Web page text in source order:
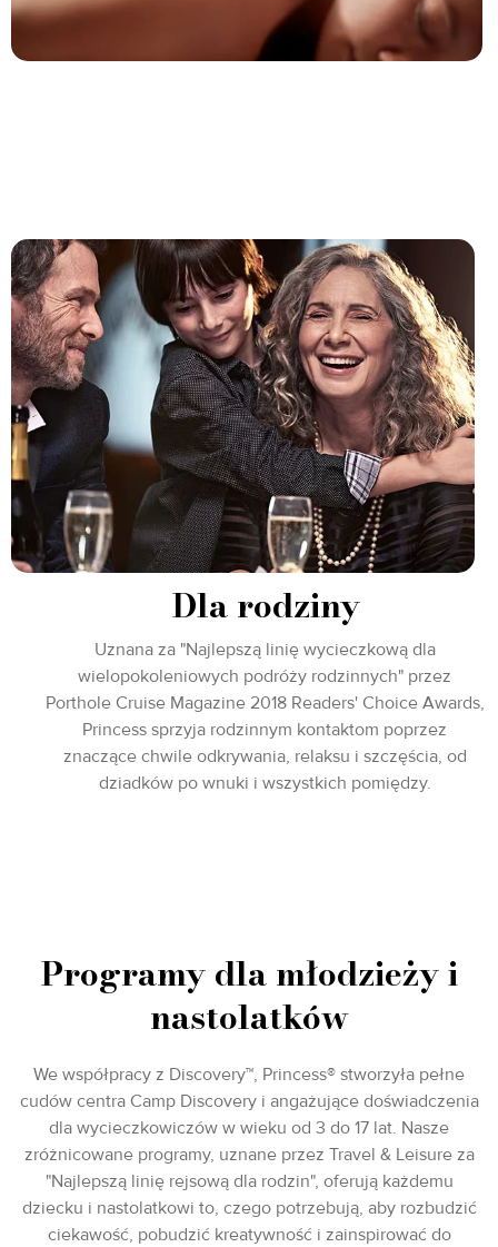
Dla rodziny
Uznana za "Najlepszą linię wycieczkową dla
wielopokoleniowych podróży rodzinnych" przez
Porthole Cruise Magazine 2018 Readers' Choice Awards,
Princess sprzyja rodzinnym kontaktom poprzez
znaczące chwile odkrywania, relaksu i szczęścia, od
dziadków po wnuki i wszystkich pomiędzy.
Programy dla młodzieży i
nastolatków
We współpracy z Discovery™, Princess® stworzyła pełne
cudów centra Camp Discovery i angażujące doświadczenia
dla wycieczkowiczów w wieku od 3 do 17 lat. Nasze
zróżnicowane programy, uznane przez Travel & Leisure za
"Najlepszą linię rejsową dla rodzin", oferują każdemu
dziecku i nastolatkowi to, czego potrzebują, aby rozbudzić
ciekawość, pobudzić kreatywność i zainspirować do